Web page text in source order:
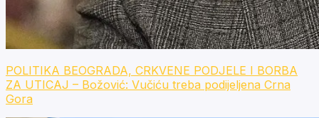
POLITIKA BEOGRADA, CRKVENE PODJELE I BORBA
ZA UTICAJ – Božović: Vučiću treba podijeljena Crna
Gora